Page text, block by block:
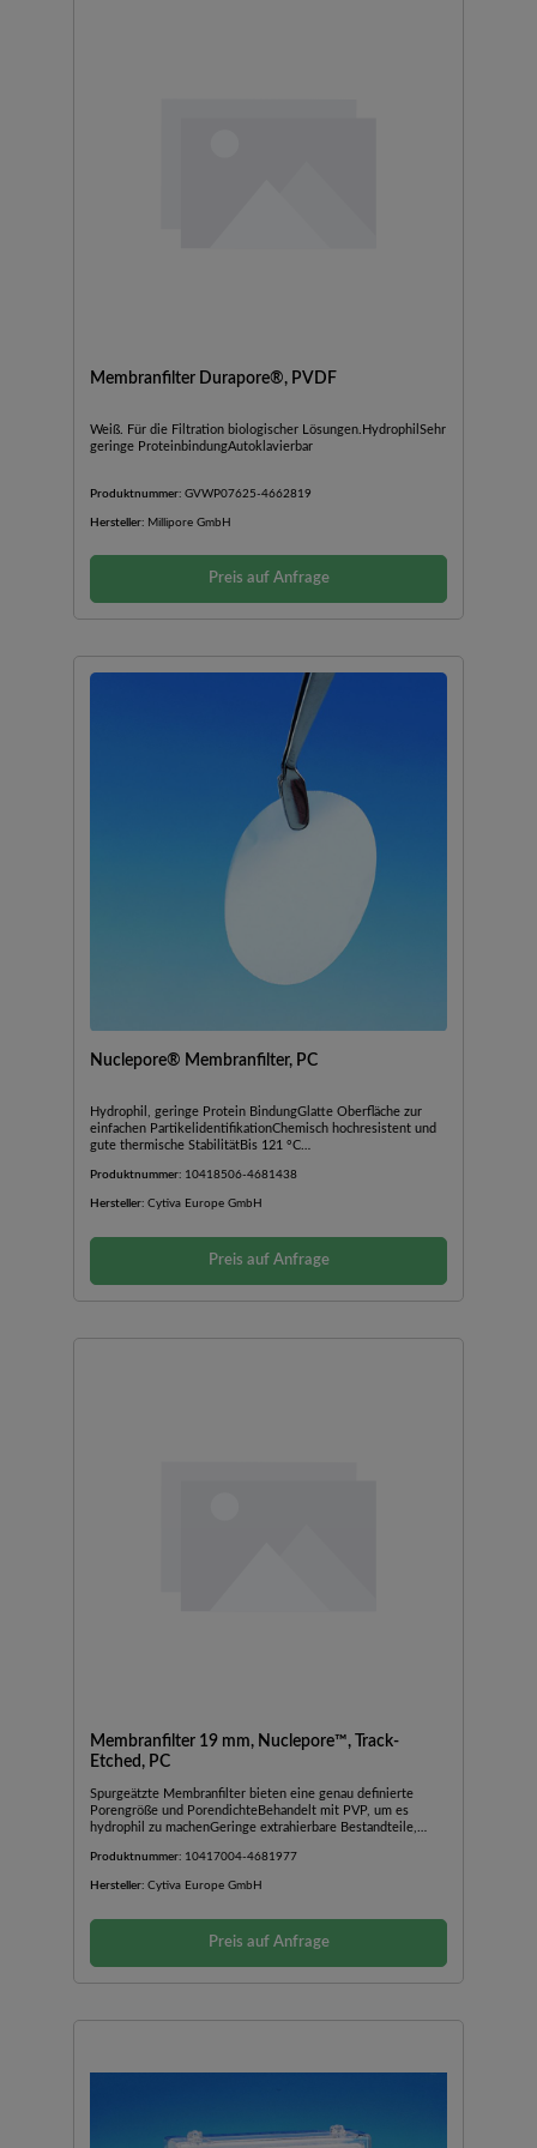
Membranfilter Durapore®, PVDF
Weiß. Für die Filtration biologischer Lösungen.HydrophilSehr
geringe ProteinbindungAutoklavierbar
Produktnummer: GVWP07625-4662819
Hersteller: Millipore GmbH
Preis auf Anfrage
Nuclepore® Membranfilter, PC
Hydrophil, geringe Protein BindungGlatte Oberfläche zur
einfachen PartikelidentifikationChemisch hochresistent und
gute thermische StabilitätBis 121 °C
Wasseranalysen.
Produktnummer: 10418506-4681438
Hersteller: Cytiva Europe GmbH
Preis auf Anfrage
Membranfilter 19 mm, Nuclepore™, Track-
Etched, PC
Spurgeätzte Membranfilter bieten eine genau definierte
Porengröße und PorendichteBehandelt mit PVP, um es
hydrophil zu machenGeringe extrahierbare Bestandteile,
chemische Beständigkeit und gute thermische Stabilität für
und niedriges LeergewichtGlatte, flache Oberfläche für hohe
Produktnummer: 10417004-4681977
Hersteller: Cytiva Europe GmbH
Preis auf Anfrage